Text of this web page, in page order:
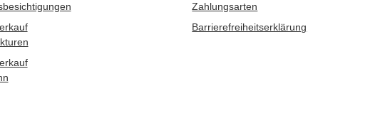
Zahlungsarten
Barrierefreiheitserklärung